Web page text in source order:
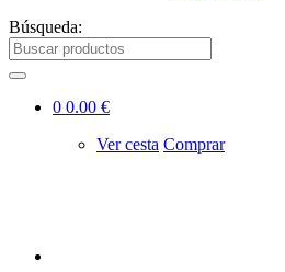
Búsqueda:
0 0.00 €
Ver cesta Comprar